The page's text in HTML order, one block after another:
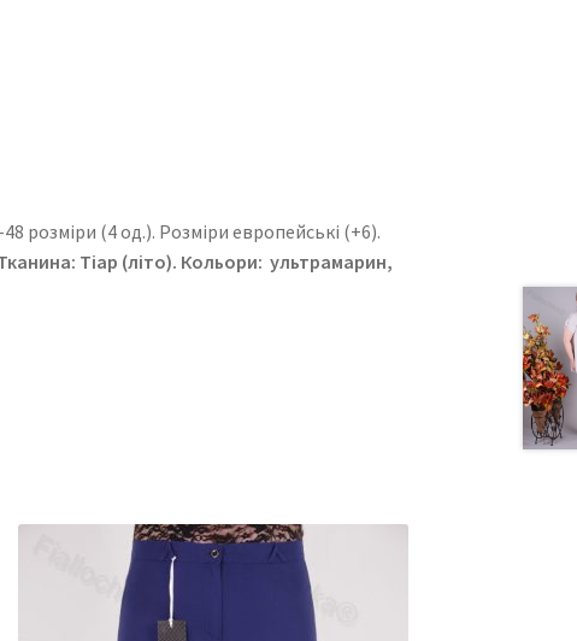
розміри (4 од.). Розміри европейські (+6).
Тіар (літо). Кольори: ультрамарин,